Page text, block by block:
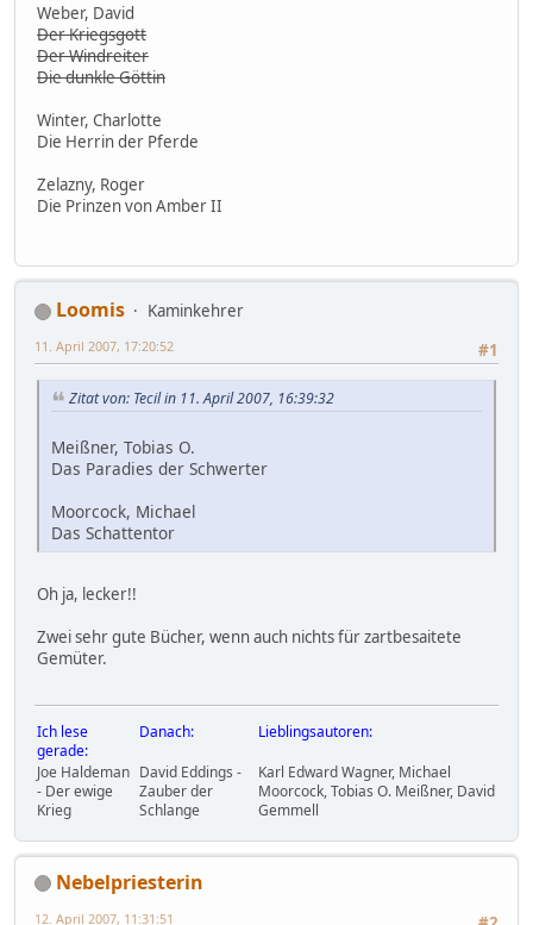
Weber, David
Der Kriegsgott
Der Windreiter
Die dunkle Göttin
Winter, Charlotte
Die Herrin der Pferde
Zelazny, Roger
Die Prinzen von Amber II
Loomis
Kaminkehrer
#1
11. April 2007, 17:20:52
Zitat von: Tecil in 11. April 2007, 16:39:32
Meißner, Tobias O.
Das Paradies der Schwerter
Moorcock, Michael
Das Schattentor
Oh ja, lecker!!
Zwei sehr gute Bücher, wenn auch nichts für zartbesaitete
Gemüter.
Ich lese
gerade:
Danach:
Lieblingsautoren:
Joe Haldeman
- Der ewige
Krieg
David Eddings -
Zauber der
Schlange
Karl Edward Wagner, Michael
Moorcock, Tobias O. Meißner, David
Gemmell
Nebelpriesterin
12. April 2007, 11:31:51